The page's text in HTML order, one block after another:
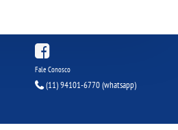
Fale Conosco
(11) 94101-6770(whatsapp)